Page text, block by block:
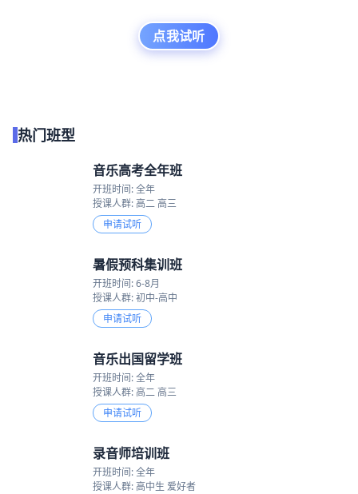
点我试听
热门班型
音乐高考全年班
开班时间: 全年
授课人群: 高二 高三
申请试听
暑假预科集训班
开班时间: 6-8月
授课人群: 初中-高中
申请试听
音乐出国留学班
开班时间: 全年
授课人群: 高二 高三
申请试听
录音师培训班
开班时间: 全年
授课人群: 高中生 爱好者